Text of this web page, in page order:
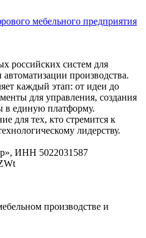
мебельного предприятия
российских систем для
производства.
каждый этап: от идеи до
для управления, создания
в единую платформу.
для тех, кто стремится к
лидерству.
ИНН 5022031587
производстве и